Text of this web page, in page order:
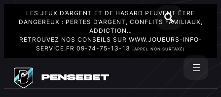
LES JEUX D’ARGENT ET DE HASARD PEUVENT ÊTRE
DANGEREUX : PERTES D’ARGENT, CONFLITS FAMILIAUX,
ADDICTION…
RETROUVEZ NOS CONSEILS SUR WWW.JOUEURS-INFO-
SERVICE.FR 09-74-75-13-13 (APPEL NON SURTAXÉ)
contenu